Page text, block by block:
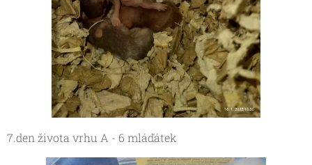
7.den života vrhu A - 6 mláďátek